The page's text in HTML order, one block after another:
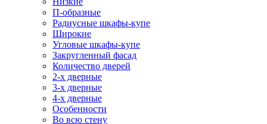
П-образные
Радиусные шкафы-купе
Широкие
Угловые шкафы-купе
Закругленный фасад
Количество дверей
2-х дверные
3-х дверные
4-х дверные
Особенности
Во всю стену